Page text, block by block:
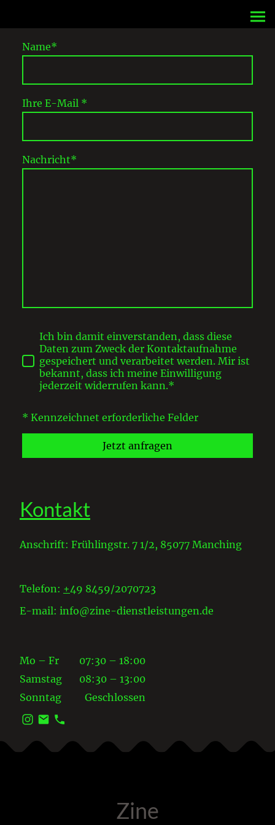
Name*
Ihre E-Mail *
Nachricht*
Ich bin damit einverstanden, dass diese
Daten zum Zweck der Kontaktaufnahme
gespeichert und verarbeitet werden. Mir ist
bekannt, dass ich meine Einwilligung
jederzeit widerrufen kann.*
* Kennzeichnet erforderliche Felder
Jetzt anfragen
Kontakt
Anschrift: Frühlingstr. 7 1/2, 85077 Manching
Telefon: +49 8459/2070723
E-mail: info@zine-dienstleistungen.de
Mo – Fr
07:30 – 18:00
Samstag
08:30 – 13:00
Sonntag
Geschlossen
Zine